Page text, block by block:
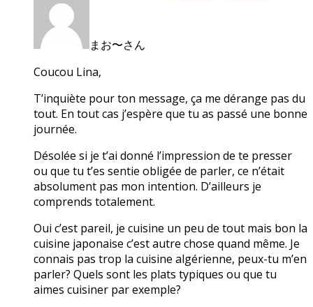
まお〜さん
Coucou Lina,
T’inquiète pour ton message, ça me dérange pas du
tout. En tout cas j’espère que tu as passé une bonne
journée.
Désolée si je t’ai donné l’impression de te presser
ou que tu t’es sentie obligée de parler, ce n’était
absolument pas mon intention. D’ailleurs je
comprends totalement.
Oui c’est pareil, je cuisine un peu de tout mais bon la
cuisine japonaise c’est autre chose quand même. Je
connais pas trop la cuisine algérienne, peux-tu m’en
parler? Quels sont les plats typiques ou que tu
aimes cuisiner par exemple?